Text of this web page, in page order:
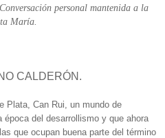
personal mantenida a la
María.
CALDERÓN.
Plata, Can Rui, un mundo de
del desarrollismo y que ahora
que ocupan buena parte del término